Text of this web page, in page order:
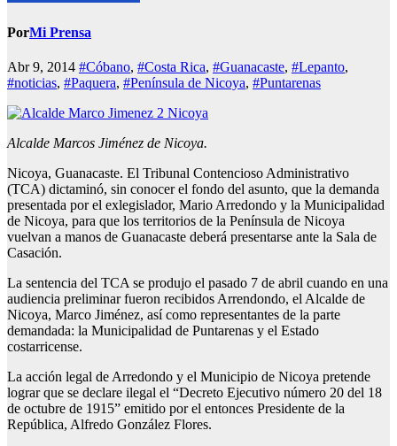
PorMi Prensa
Abr 9, 2014 #Cóbano, #Costa Rica, #Guanacaste, #Lepanto,
#noticias, #Paquera, #Península de Nicoya, #Puntarenas
Alcalde Marcos Jiménez de Nicoya.
Nicoya, Guanacaste. El Tribunal Contencioso Administrativo
(TCA) dictaminó, sin conocer el fondo del asunto, que la demanda
presentada por el exlegislador, Mario Arredondo y la Municipalidad
de Nicoya, para que los territorios de la Península de Nicoya
vuelvan a manos de Guanacaste deberá presentarse ante la Sala de
Casación.
La sentencia del TCA se produjo el pasado 7 de abril cuando en una
audiencia preliminar fueron recibidos Arrendondo, el Alcalde de
Nicoya, Marco Jiménez, así como representantes de la parte
demandada: la Municipalidad de Puntarenas y el Estado
costarricense.
La acción legal de Arredondo y el Municipio de Nicoya pretende
lograr que se declare ilegal el “Decreto Ejecutivo número 20 del 18
de octubre de 1915” emitido por el entonces Presidente de la
República, Alfredo González Flores.